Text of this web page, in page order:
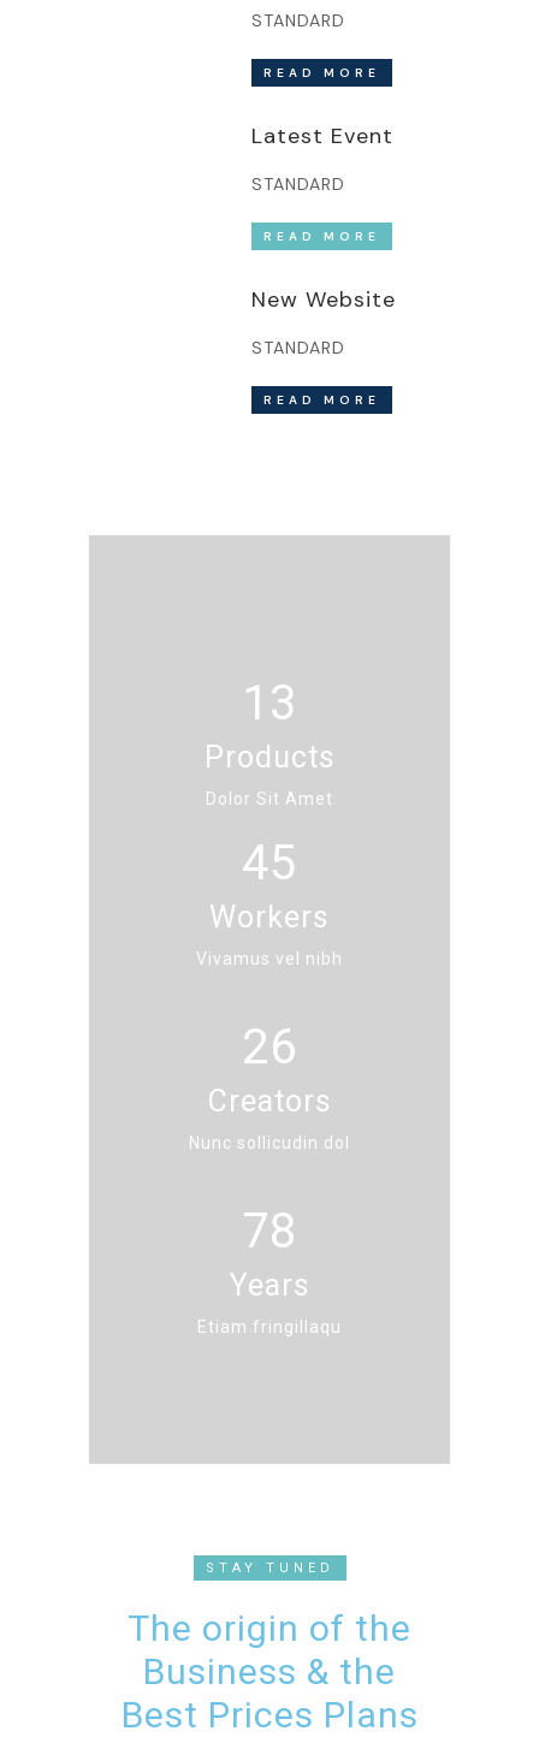
STANDARD
READ MORE
Latest Event
STANDARD
READ MORE
New Website
STANDARD
READ MORE
13
Products
Dolor Sit Amet
45
Workers
Vivamus vel nibh
26
Creators
Nunc sollicudin dol
78
Years
Etiam fringillaqu
STAY TUNED
The origin of the
Business & the
Best Prices Plans